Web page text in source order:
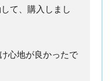
て、購入しまし
心地が良かったで